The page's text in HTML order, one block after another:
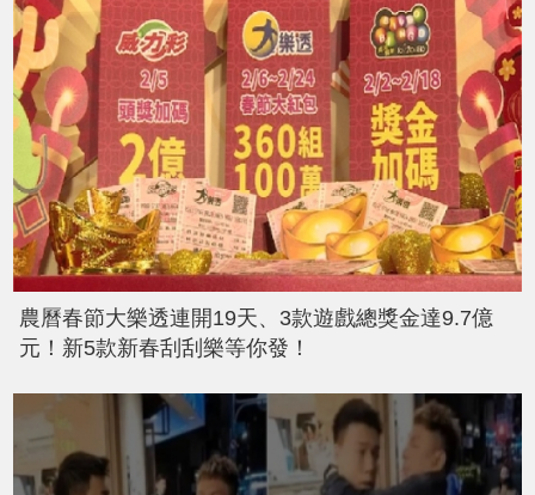
農曆春節大樂透連開19天、3款遊戲總獎金達9.7億
元！新5款新春刮刮樂等你發！